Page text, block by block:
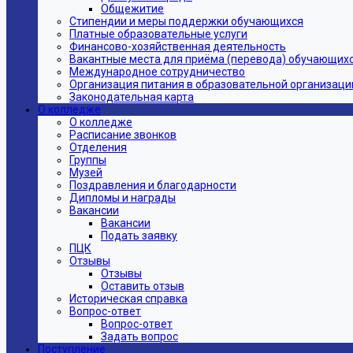
Общежитие
Стипендии и меры поддержки обучающихся
Платные образовательные услуги
Финансово-хозяйственная деятельность
Вакантные места для приёма (перевода)
Международное сотрудничество
Организация питания в образовательной
Законодательная карта
О колледже
О колледже
Расписание звонков
Отделения
Группы
Музей
Поздравления и благодарности
Дипломы и награды
Вакансии
Вакансии
Подать заявку
ПЦК
Отзывы
Отзывы
Оставить отзыв
Историческая справка
Вопрос-ответ
Вопрос-ответ
Задать вопрос
Поступление